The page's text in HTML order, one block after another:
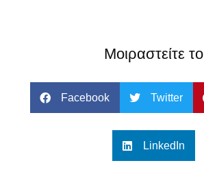
Μοιραστείτε το
Facebook Twitter
LinkedIn